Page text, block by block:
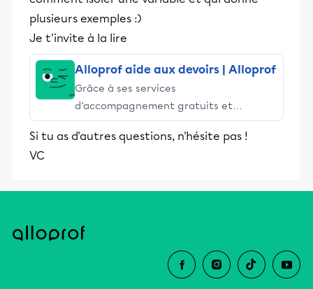
plusieurs exemples :)
Je t'invite à la lire
Alloprof aide aux devoirs | Alloprof
Grâce à ses services
d’accompagnement gratuits et
stimulants, Alloprof engage les élèves
et leurs parents dans la réussite
Si tu as d'autres questions, n'hésite pas !
VC